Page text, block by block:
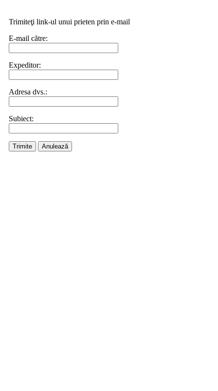
Trimiteţi link-ul unui prieten prin e-mail
E-mail către:
Expeditor:
Adresa dvs.:
Subiect:
Trimite Anulează